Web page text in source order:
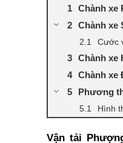
Chành xe
Chành xe
Cước
Chành xe
Chành xe
Phương
Hình
Vận
Vận tải